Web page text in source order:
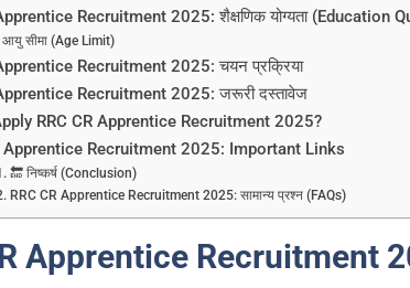
Recruitment 2025: शैक्षणिक योग्यता (Education
आयु सीमा (Age Limit)
Recruitment 2025: चयन प्रक्रिया
Recruitment 2025: जरूरी दस्तावेज
RRC CR Apprentice Recruitment 2025?
Apprentice Recruitment 2025: Important Links
🔚 निष्कर्ष (Conclusion)
RRC CR Apprentice Recruitment 2025: सामान्य प्रश्न (FAQs)
Apprentice Recruitment